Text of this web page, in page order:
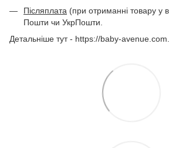
Післяплата (при отриманні товару у
Пошти чи УкрПошти.
Детальніше тут - https://baby-